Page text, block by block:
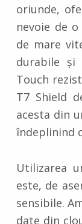
oriunde,
nevoie de
de mare
durabile și
Touch
T7 Shield
acesta din
îndeplinind
Utilizarea
este, de
sensibile.
date din